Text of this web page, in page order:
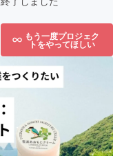
もう一度プロジェク
トをやってほしい